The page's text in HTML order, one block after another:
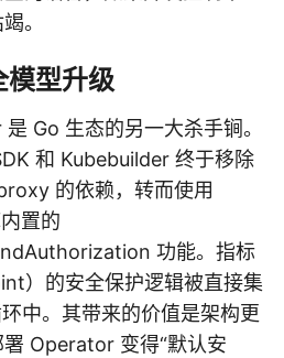
。
型升级
Go 生态的另一大杀手锏。
和 Kubebuilder 终于移除
的依赖，转而使用
置的
功能。指标
）的安全保护逻辑被直接集
中。其带来的价值是架构更
Operator 变得“默认安